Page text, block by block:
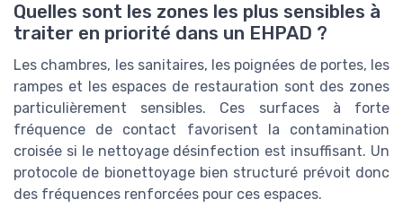
Quelles sont les zones les plus sensibles à
traiter en priorité dans un EHPAD ?
Les chambres, les sanitaires, les poignées de portes, les
rampes et les espaces de restauration sont des zones
particulièrement sensibles. Ces surfaces à forte
fréquence de contact favorisent la contamination
croisée si le nettoyage désinfection est insuffisant. Un
protocole de bionettoyage bien structuré prévoit donc
des fréquences renforcées pour ces espaces.